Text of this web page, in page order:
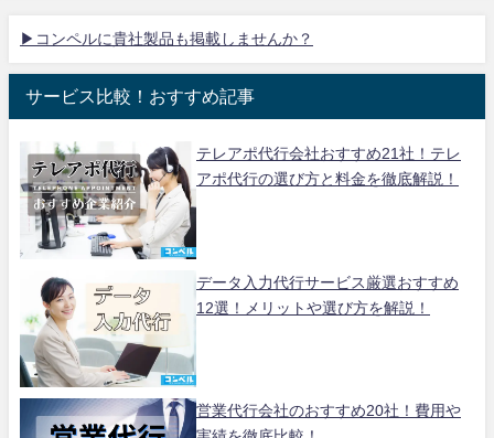
▶コンペルに貴社製品も掲載しませんか？
サービス比較！おすすめ記事
テレアポ代行会社おすすめ21社！テレ
アポ代行の選び方と料金を徹底解説！
データ入力代行サービス厳選おすすめ
12選！メリットや選び方を解説！
営業代行会社のおすすめ20社！費用や